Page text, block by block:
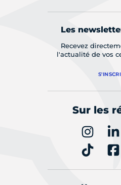
Les
Recevez
l'actualité de vos
Sur les